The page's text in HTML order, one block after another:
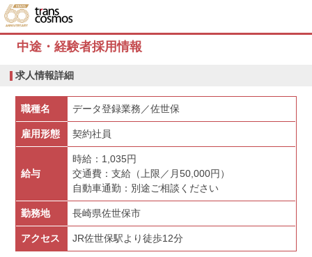
中途・経験者採用情報
求人情報詳細
職種名 データ登録業務／佐世保
雇用形態 契約社員
給与
時給：1,035円
交通費：支給（上限／月50,000円）
自動車通勤：別途ご相談ください
勤務地 長崎県佐世保市
アクセス JR佐世保駅より徒歩12分